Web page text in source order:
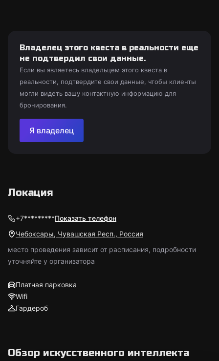
Владелец этого квеста в реальности еще
не подтвердил свои данные.
Если вы являетесь владельцем этого квеста в
реальности, подтвердите свои данные, чтобы клиенты
могли видеть вашу контактную информацию для
бронирования.
Я владелец
Локация
+7*********Показать телефон
Чебоксары, Чувашская Респ., Россия
место проведения зависит от расписания, подробности
уточняйте у организатора
Платная парковка
Wifi
Гардероб
Обзор искусственного интеллекта